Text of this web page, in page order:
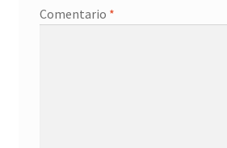
Donation Confirmation
Comentario *